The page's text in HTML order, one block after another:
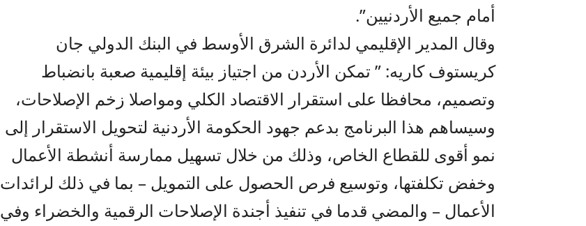
أمام جميع الأردنيين”.
وقال المدير الإقليمي لدائرة الشرق الأوسط في البنك الدولي جان
كريستوف كاريه: ” تمكن الأردن من اجتياز بيئة إقليمية صعبة بانضباط
وتصميم، محافظا على استقرار الاقتصاد الكلي ومواصلا زخم الإصلاحات،
وسيساهم هذا البرنامج بدعم جهود الحكومة الأردنية لتحويل الاستقرار إلى
نمو أقوى للقطاع الخاص، وذلك من خلال تسهيل ممارسة أنشطة الأعمال
وخفض تكلفتها، وتوسيع فرص الحصول على التمويل – بما في ذلك لرائدات
الأعمال – والمضي قدما في تنفيذ أجندة الإصلاحات الرقمية والخضراء وفي